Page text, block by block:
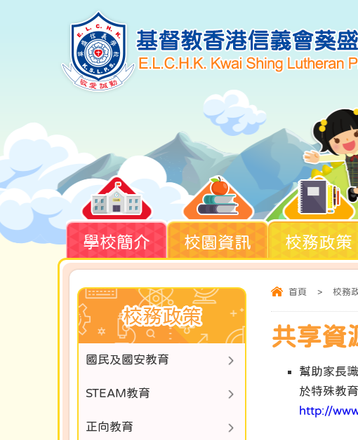
學校簡介 校園資訊 校務政策
首頁 > 校務
共享資
幫助家長
於特殊教
http://
校務政策
國民及國安教育
STEAM教育
正向教育